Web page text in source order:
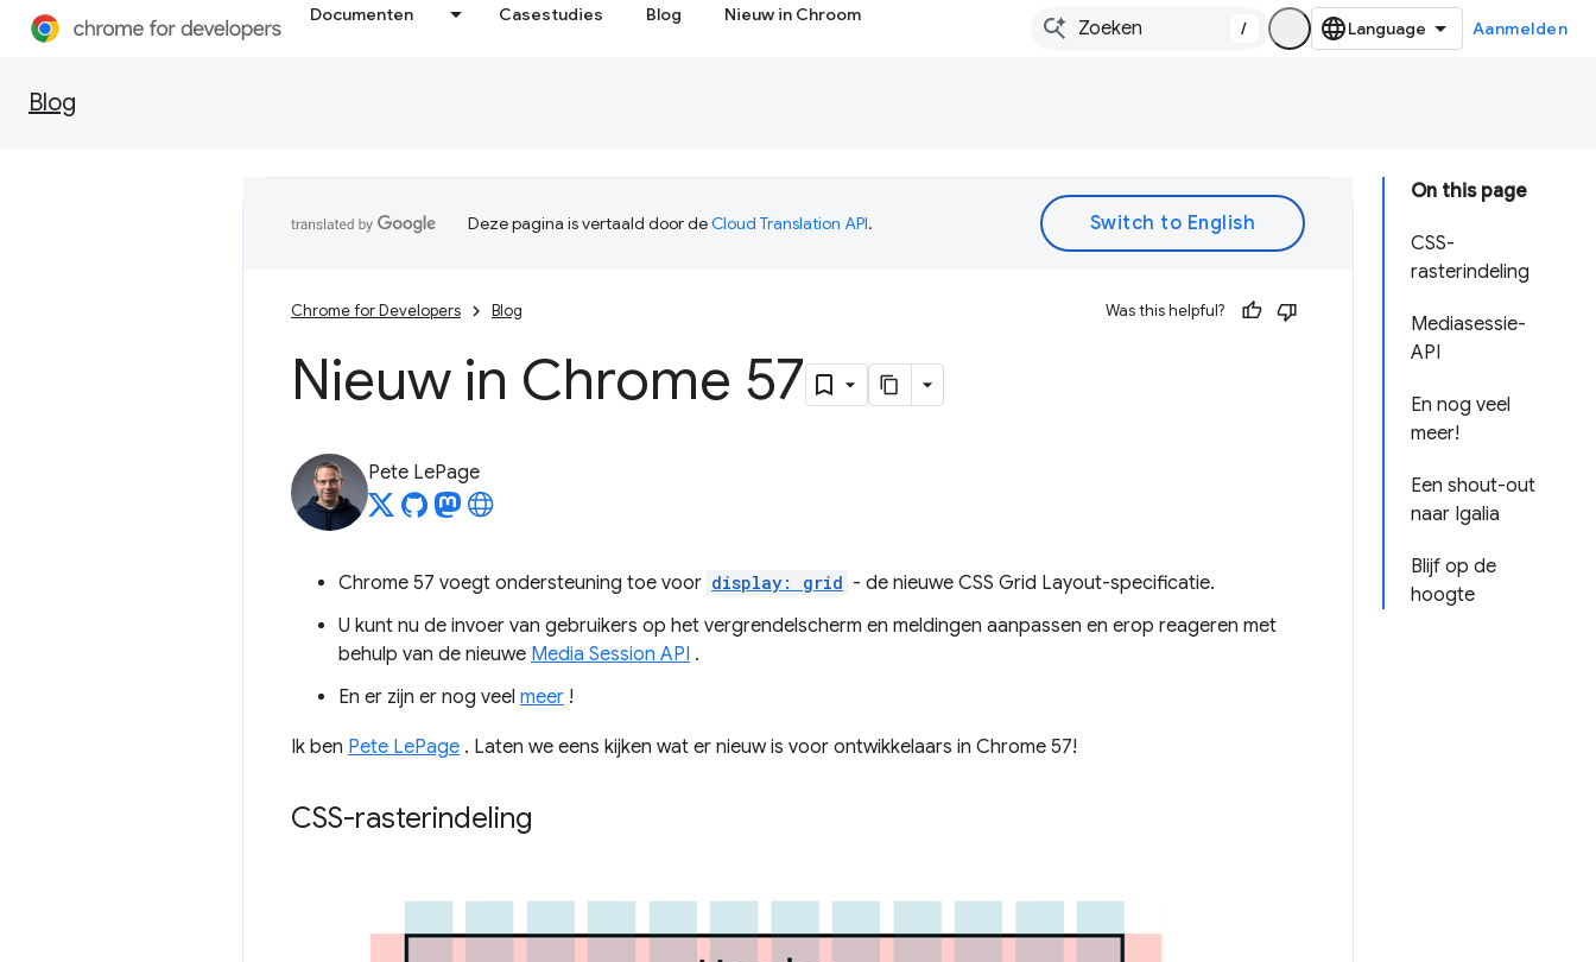
Documenten Casestudies Blog Nieuw in Chroom
/ Aanmelden
Blog
On this page
CSS-
rasterindeling
Mediasessie-
API
En nog veel
meer!
Een shout-out
naar Igalia
Blijf op de
hoogte
Deze pagina is vertaald door deCloud Translation API.
Chrome for Developers Blog Was this helpful?
Nieuw in Chrome 57
Pete LePage
Chrome 57 voegt ondersteuning toe voor display: grid - de nieuwe CSS Grid Layout-specificatie.
U kunt nu de invoer van gebruikers op het vergrendelscherm en meldingen aanpassen en erop reageren met
behulp van de nieuwe Media Session API .
En er zijn er nog veel meer !
Ik ben Pete LePage . Laten we eens kijken wat er nieuw is voor ontwikkelaars in Chrome 57!
CSS-rasterindeling